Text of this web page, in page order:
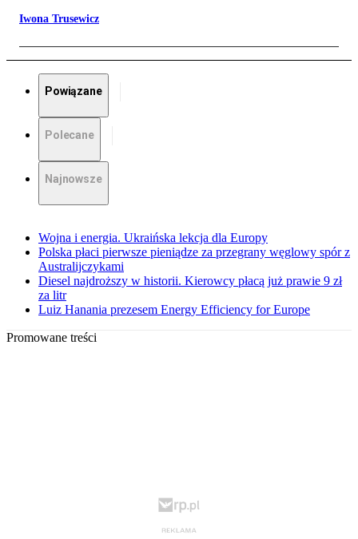
Iwona Trusewicz
Powiązane
Polecane
Najnowsze
Wojna i energia. Ukraińska lekcja dla Europy
Polska płaci pierwsze pieniądze za przegrany węglowy spór z
Australijczykami
Diesel najdroższy w historii. Kierowcy płacą już prawie 9 zł
za litr
Luiz Hanania prezesem Energy Efficiency for Europe
Promowane treści